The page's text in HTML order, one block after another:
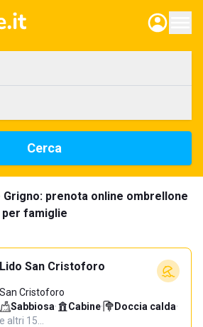
Cerca
prenota online ombrellone
famiglie
Lido San Cristoforo
San Cristoforo
Sabbiosa· Cabine· Doccia calda·
e altri 15…